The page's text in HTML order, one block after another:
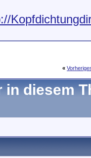
«
in diesem